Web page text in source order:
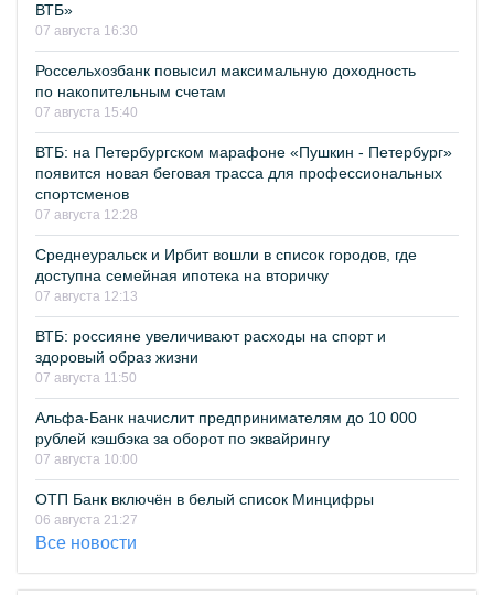
ВТБ»
07 августа 16:30
Россельхозбанк повысил максимальную доходность
по накопительным счетам
07 августа 15:40
ВТБ: на Петербургском марафоне «Пушкин - Петербург»
появится новая беговая трасса для профессиональных
спортсменов
07 августа 12:28
Среднеуральск и Ирбит вошли в список городов, где
доступна семейная ипотека на вторичку
07 августа 12:13
ВТБ: россияне увеличивают расходы на спорт и
здоровый образ жизни
07 августа 11:50
Альфа-Банк начислит предпринимателям до 10 000
рублей кэшбэка за оборот по эквайрингу
07 августа 10:00
ОТП Банк включён в белый список Минцифры
06 августа 21:27
Все новости